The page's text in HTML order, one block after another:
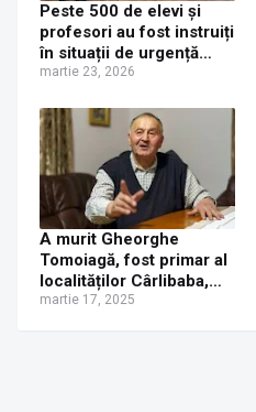
Peste 500 de elevi și
profesori au fost instruiți
în situații de urgență
printr-un proiect al ISU
martie 23, 2026
A murit Gheorghe
Tomoiagă, fost primar al
localităților Cârlibaba,
Iacobeni și Ciocănești
martie 17, 2025